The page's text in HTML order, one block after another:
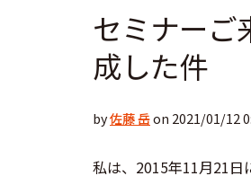
セミナーご
成した件
by佐藤 岳on 2021/01/12
私は、2015年11月21日